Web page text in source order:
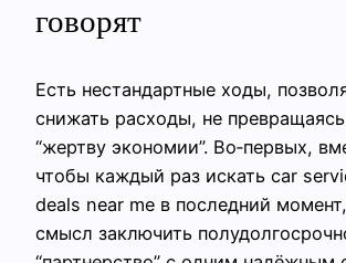
говорят
Есть нестандартные ходы,
снижать расходы, не
“жертву экономии”. Во‑первых,
чтобы каждый раз искать car
deals near me в последний
смысл заключить